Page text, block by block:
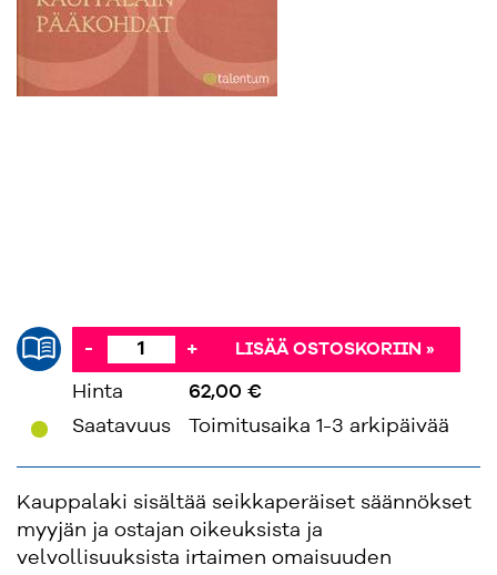
- + LISÄÄ OSTOSKORIIN »
Hinta
62,00 €
Saatavuus
Toimitusaika 1-3 arkipäivää
Kauppalaki sisältää seikkaperäiset säännökset
myyjän ja ostajan oikeuksista ja
velvollisuuksista irtaimen omaisuuden